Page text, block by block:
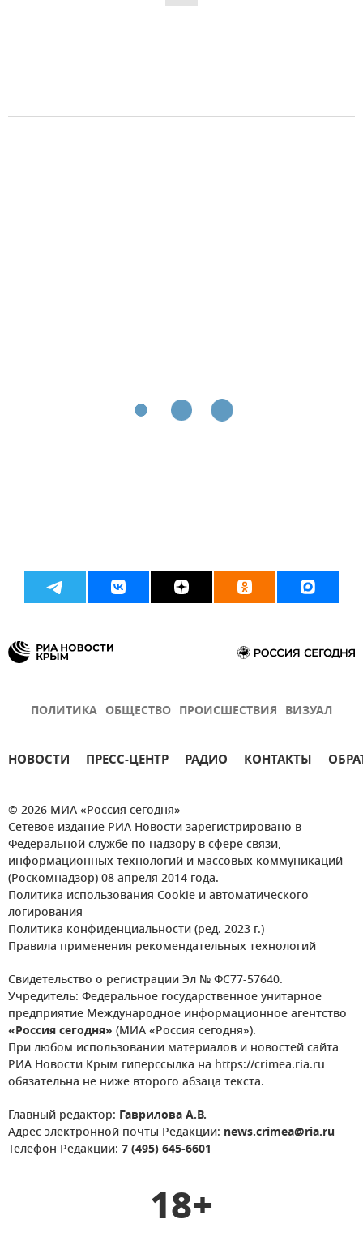
ПОЛИТИКА ОБЩЕСТВО ПРОИСШЕСТВИЯ ВИЗУАЛ
НОВОСТИ ПРЕСС-ЦЕНТР РАДИО КОНТАКТЫ
© 2026 МИА «Россия сегодня»
Сетевое издание РИА Новости зарегистрировано в
Федеральной службе по надзору в сфере связи,
информационных технологий и массовых коммуникаций
(Роскомнадзор) 08 апреля 2014 года.
Политика использования Cookie и автоматического
логирования
Политика конфиденциальности (ред. 2023 г.)
Правила применения рекомендательных технологий
Свидетельство о регистрации Эл № ФС77-57640.
Учредитель: Федеральное государственное унитарное
предприятие Международное информационное агентство
«Россия сегодня» (МИА «Россия сегодня»).
При любом использовании материалов и новостей сайта
РИА Новости Крым гиперссылка на https://crimea.ria.ru
обязательна не ниже второго абзаца текста.
Главный редактор: Гаврилова А.В.
Адрес электронной почты Редакции: news.crimea@ria.ru
Телефон Редакции: 7 (495) 645-6601
18+